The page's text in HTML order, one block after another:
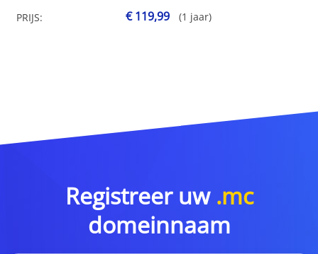
PRIJS: € 119,99 (1 jaar)
Registreer uw .mc
domeinnaam